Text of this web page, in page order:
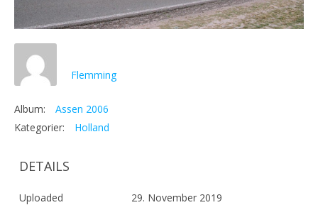
Flemming
Album:
Assen 2006
Kategorier:
Holland
DETAILS
Uploaded 29. November 2019